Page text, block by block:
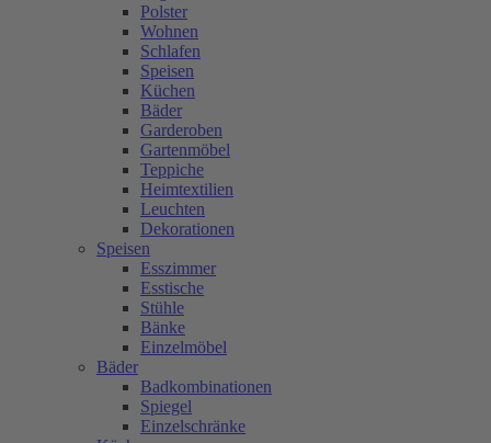
Polster
Wohnen
Schlafen
Speisen
Küchen
Bäder
Garderoben
Gartenmöbel
Teppiche
Heimtextilien
Leuchten
Dekorationen
Speisen
Esszimmer
Esstische
Stühle
Bänke
Einzelmöbel
Bäder
Badkombinationen
Spiegel
Einzelschränke